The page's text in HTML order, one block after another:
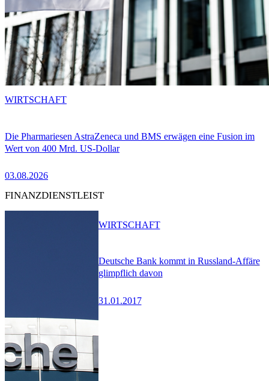
Die Pharmariesen AstraZeneca und BMS erwägen eine Fusion im
Wert von 400 Mrd. US-Dollar
03.08.2026
WIRTSCHAFT
FINANZDIENSTLEIST
Deutsche Bank kommt in Russland-Affäre
glimpflich davon
31.01.2017
WIRTSCHAFT